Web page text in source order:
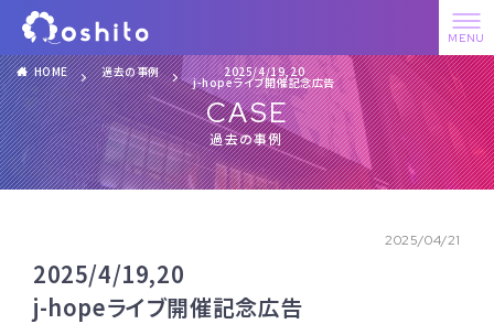
HOME 過去の事例 2025/4/19,20
j-hopeライブ開催記念広告
CASE
過去の事例
2025/04/21
2025/4/19,20
j-hopeライブ開催記念広告